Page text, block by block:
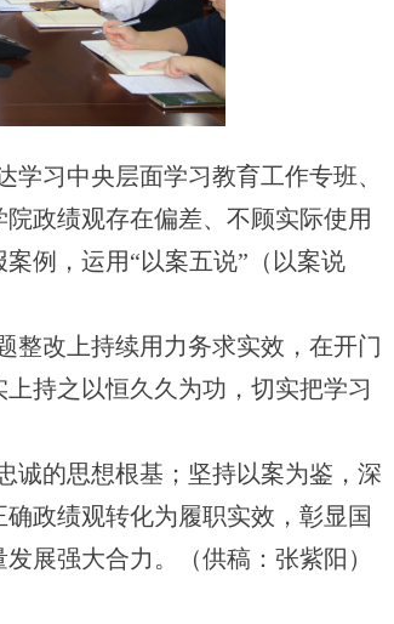
习中央层面学习教育工作专班、
政绩观存在偏差、不顾实际使用
例，运用“以案五说”（以案说
整改上持续用力务求实效，在开门
持之以恒久久为功，切实把学习
诚的思想根基；坚持以案为鉴，深
政绩观转化为履职实效，彰显国
展强大合力。（供稿：张紫阳）